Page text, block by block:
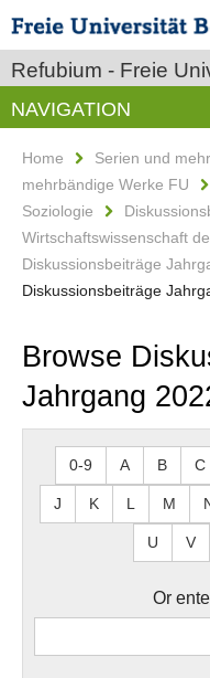
Refubium - Freie
NAVIGATION
Home Serien und
mehrbändige Werke FU
Soziologie
Wirtschaftswissenschaft
Diskussionsbeiträge
Diskussionsbeiträge
Browse
Jahrgang
0-9 A B C
J K L M
U V
Or